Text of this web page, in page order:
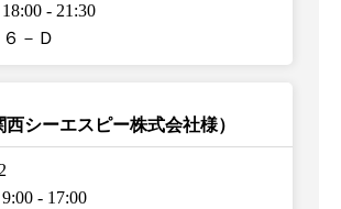
- 21:30
－Ｄ
西シーエスピー株式会社様）
- 17:00